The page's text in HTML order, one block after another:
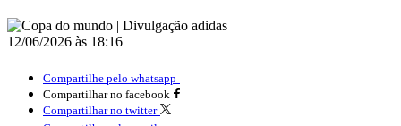
12/06/2026 às 18:16
Compartilhe pelo whatsapp
Compartilhar no facebook
Compartilhar no twitter